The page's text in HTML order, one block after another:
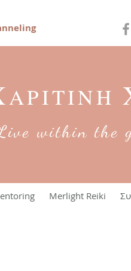
ΑΡΙΤΙΝΗ
within the
Merlight Reiki